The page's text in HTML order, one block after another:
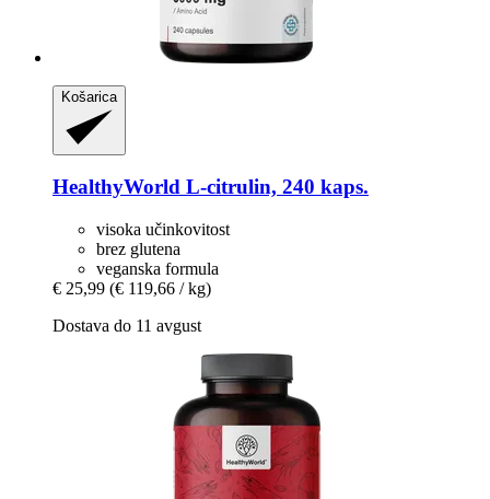
Košarica
HealthyWorld L-​citrulin, 240 kaps.
visoka učinkovitost
brez glutena
veganska formula
€ 25,99 (€ 119,66 / kg)
Dostava do 11 avgust